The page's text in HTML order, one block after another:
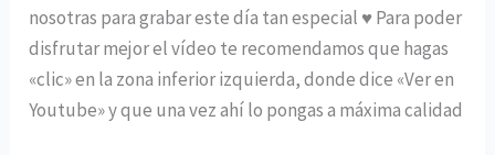
nosotras para grabar este día tan especial ♥ Para poder
disfrutar mejor el vídeo te recomendamos que hagas
«clic» en la zona inferior izquierda, donde dice «Ver en
Youtube» y que una vez ahí lo pongas a máxima calidad